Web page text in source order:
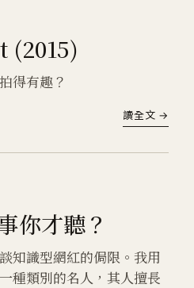
(2015)
得有趣？
讀全文 →
你才聽？
知識型網紅的侷限。我用
種類別的名人，其人擅長